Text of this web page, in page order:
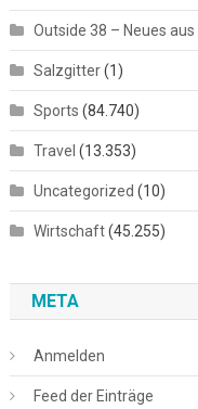
Outside 38 – Neues
Salzgitter(1)
Sports (84.740)
Travel (13.353)
Uncategorized (10)
Wirtschaft(45.255)
META
Anmelden
Feed der Einträge